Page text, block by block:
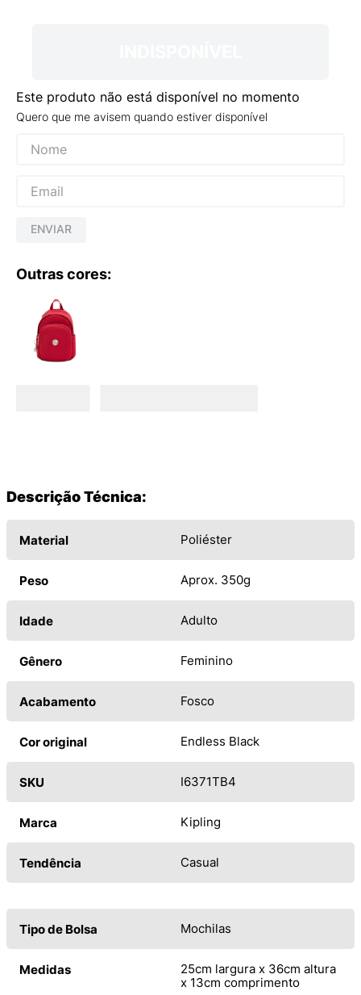
Este produto não está disponível no momento
Quero que me avisem quando estiver disponível
ENVIAR
Outras cores:
Descrição Técnica:
Material Poliéster
Peso Aprox. 350g
Idade Adulto
Gênero Feminino
Acabamento Fosco
Cor original Endless Black
SKU I6371TB4
Marca Kipling
Tendência Casual
Tipo de Bolsa Mochilas
Medidas
25cm largura x 36cm altura
x 13cm comprimento